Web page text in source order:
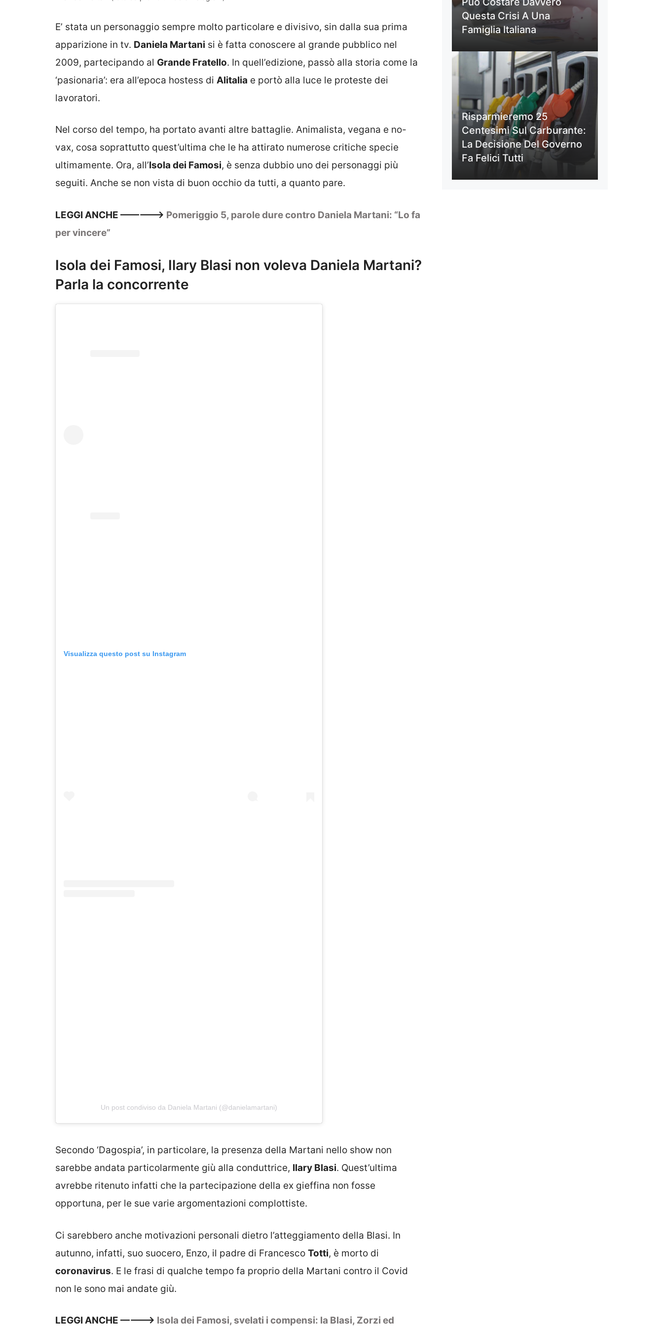
E’ stata un personaggio sempre molto particolare e divisivo, sin dalla sua prima
apparizione in tv. Daniela Martani si è fatta conoscere al grande pubblico nel
2009, partecipando al Grande Fratello. In quell’edizione, passò alla storia come la
‘pasionaria’: era all’epoca hostess di Alitalia e portò alla luce le proteste dei
lavoratori.
Nel corso del tempo, ha portato avanti altre battaglie. Animalista, vegana e no-
vax, cosa soprattutto quest’ultima che le ha attirato numerose critiche specie
ultimamente. Ora, all’Isola dei Famosi, è senza dubbio uno dei personaggi più
seguiti. Anche se non vista di buon occhio da tutti, a quanto pare.
LEGGI ANCHE ————-> Pomeriggio 5, parole dure contro Daniela Martani: “Lo fa
per vincere”
Isola dei Famosi, Ilary Blasi non voleva Daniela Martani?
Parla la concorrente
Visualizza questo post su Instagram
Un post condiviso da Daniela Martani (@danielamartani)
Secondo ‘Dagospia’, in particolare, la presenza della Martani nello show non
sarebbe andata particolarmente giù alla conduttrice, Ilary Blasi. Quest’ultima
avrebbe ritenuto infatti che la partecipazione della ex gieffina non fosse
opportuna, per le sue varie argomentazioni complottiste.
Ci sarebbero anche motivazioni personali dietro l’atteggiamento della Blasi. In
autunno, infatti, suo suocero, Enzo, il padre di Francesco Totti, è morto di
coronavirus. E le frasi di qualche tempo fa proprio della Martani contro il Covid
non le sono mai andate giù.
LEGGI ANCHE ———-> Isola dei Famosi, svelati i compensi: la Blasi, Zorzi ed
Questa Crisi A Una
Famiglia Italiana
Risparmieremo 25
Centesimi Sul Carburante:
La Decisione Del Governo
Fa Felici Tutti